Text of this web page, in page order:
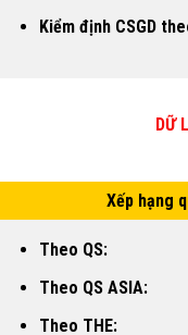
Kiểm định CSGD
DỮ
Xếp hạng
Theo QS:
Theo QS ASIA:
Theo THE: